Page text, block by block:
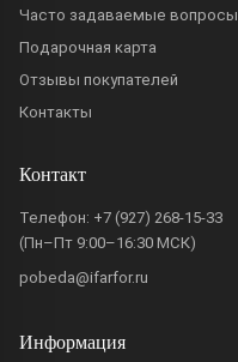
Часто задаваемые вопросы
Подарочная карта
Отзывы покупателей
Контакты
Контакт
Телефон: +7 (927) 268-15-33
(Пн–Пт 9:00–16:30 МСК)
pobeda@ifarfor.ru
Информация